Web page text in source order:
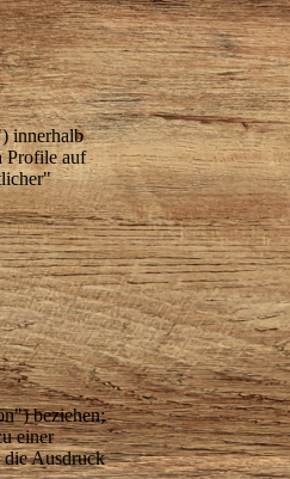
innerhalb
Profile auf
beziehen;
einer
die Ausdruck